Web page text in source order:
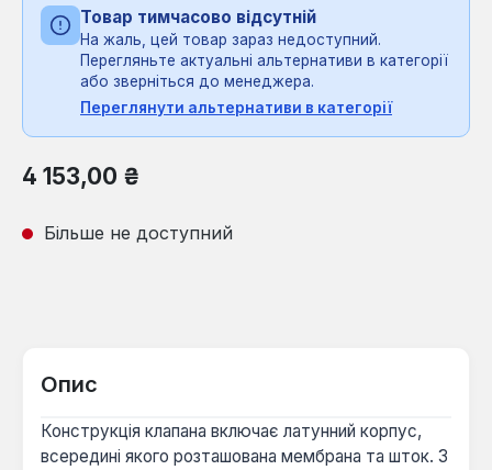
Товар тимчасово відсутній
На жаль, цей товар зараз недоступний.
Перегляньте актуальні альтернативи в категорії
або зверніться до менеджера.
Переглянути альтернативи в категорії
Звичайна ціна:
4 153,00 ₴
Більше не доступний
Опис
Конструкція клапана включає латунний корпус,
всередині якого розташована мембрана та шток. З